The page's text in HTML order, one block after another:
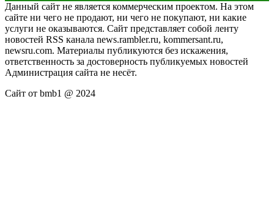
Данный сайт не является коммерческим проектом. На этом
сайте ни чего не продают, ни чего не покупают, ни какие
услуги не оказываются. Сайт представляет собой ленту
новостей RSS канала news.rambler.ru, kommersant.ru,
newsru.com. Материалы публикуются без искажения,
ответственность за достоверность публикуемых новостей
Администрация сайта не несёт.
Сайт от bmb1 @ 2024